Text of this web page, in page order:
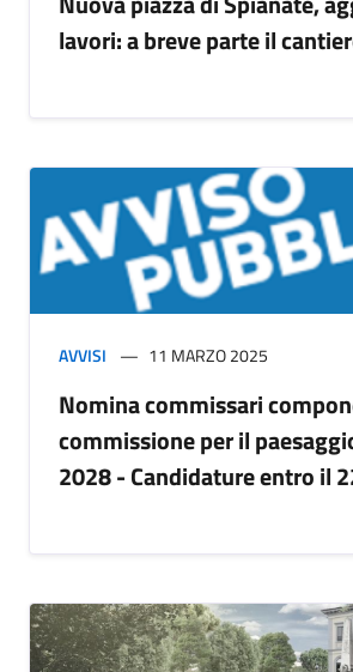
lavori: a breve parte il
AVVISI 11 MARZO 2025
Nomina commissari
commissione per il
2028 - Candidature entro il